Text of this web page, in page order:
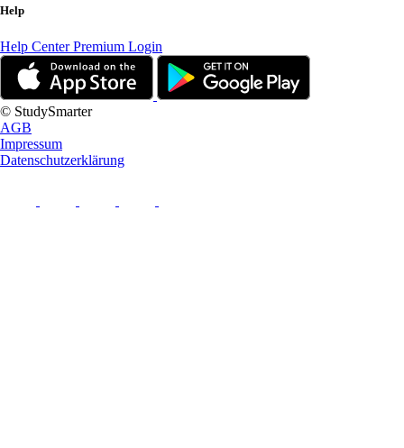
Help
Help CenterPremium Login
© StudySmarter
AGB
Impressum
Datenschutzerklärung